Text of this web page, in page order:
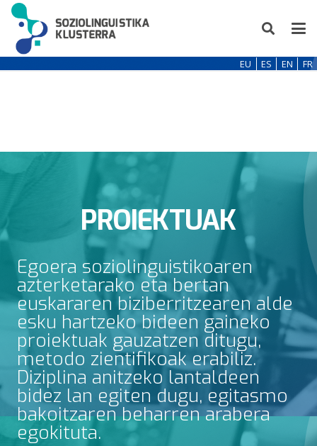
EU ES EN FR
PROIEKTUAK
Egoera soziolinguistikoaren
azterketarako eta bertan
euskararen biziberritzearen alde
esku hartzeko bideen gaineko
proiektuak gauzatzen ditugu,
metodo zientifikoak erabiliz.
Diziplina anitzeko lantaldeen
bidez lan egiten dugu, egitasmo
bakoitzaren beharren arabera
egokituta.